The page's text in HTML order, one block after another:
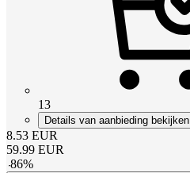
13
Details van aanbieding bekijken
8.53 EUR
59.99 EUR
-86%